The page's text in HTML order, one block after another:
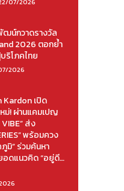
น์กวาดรางวัล
2026 ตอกย้ำ
ริโภคไทย
2026
Kardon เปิด
ม่! ผ่านแคมเปญ
VIBE” ส่ง
พร้อมควง
มิ” ร่วมค้นหา
อดแนวคิด “อยู่ดี…